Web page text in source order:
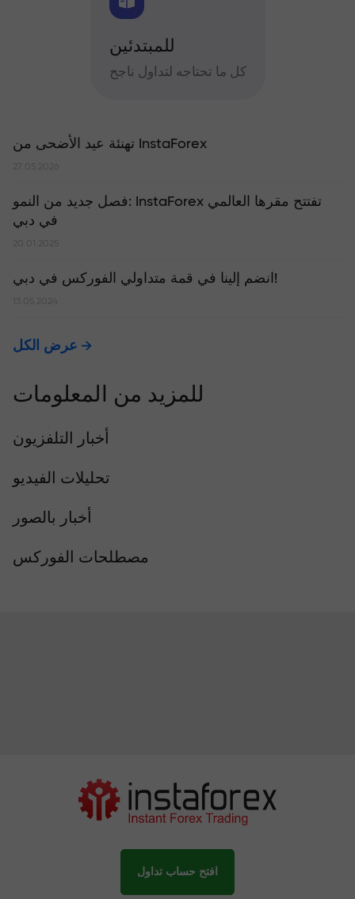
للمبتدئين
كل ما تحتاجه لتداول ناجح
تهنئة عيد الأضحى من InstaForex
27.05.2026
​فصل جديد من النمو: InstaForex تفتتح مقرها العالمي
في دبي
20.01.2025
انضم إلينا في قمة متداولي الفوركس في دبي!
13.05.2024
عرض الكل
للمزيد من المعلومات
أخبار التلفزيون
تحليلات الفيديو
أخبار بالصور
مصطلحات الفوركس
افتح حساب تداول